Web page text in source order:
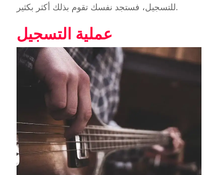
للتسجيل، فستجد نفسك تقوم بذلك أكثر بكثير.
عملية التسجيل